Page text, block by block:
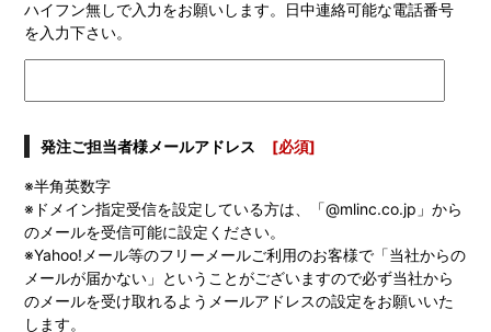
ハイフン無しで入力をお願いします。日中連絡可能な電話番号
を入力下さい。
発注ご担当者様メールアドレス [必須]
※半角英数字
※ドメイン指定受信を設定している方は、「@mlinc.co.jp」から
のメールを受信可能に設定ください。
※Yahoo!メール等のフリーメールご利用のお客様で「当社からの
メールが届かない」ということがございますので必ず当社から
のメールを受け取れるようメールアドレスの設定をお願いいた
します。